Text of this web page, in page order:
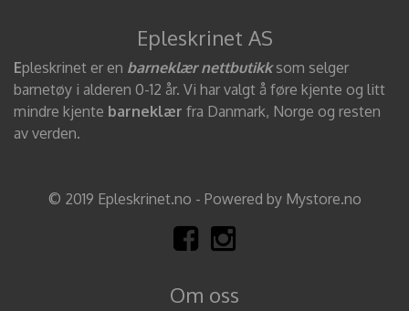
Epleskrinet AS
Epleskrinet er en barneklær nettbutikksom selger
barnetøy i alderen 0-12 år. Vi har valgt å føre kjente og litt
mindre kjente barneklær fra Danmark, Norge og resten
av verden.
© 2019 Epleskrinet.no - Powered by Mystore.no
Om oss